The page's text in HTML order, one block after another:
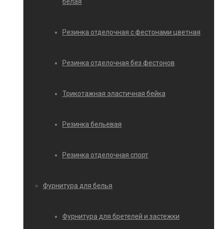
Резинка отделочная с фестонами цветная
Резинка отделочная без фестонов
Трикотажная эластичная бейка
Резинка бельевая
Резинка отделочная спорт
Фурнитура для белья
Фурнитура для бретелей и застежки